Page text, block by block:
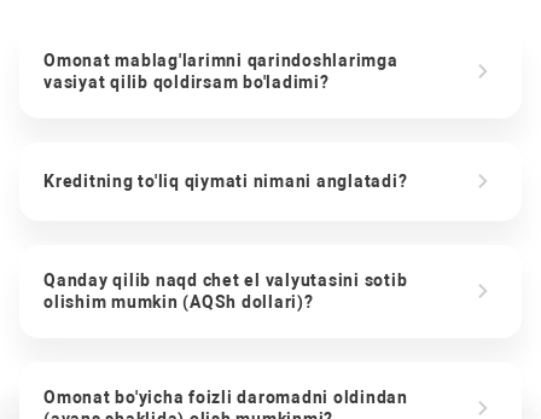
Omonat mablag'larimni qarindoshlarimga
vasiyat qilib qoldirsam bo'ladimi?
Kreditning to'liq qiymati nimani anglatadi?
Qanday qilib naqd chet el valyutasini sotib
olishim mumkin (AQSh dollari)?
Omonat bo'yicha foizli daromadni oldindan